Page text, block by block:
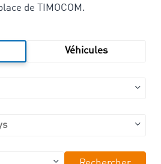
de TIMOCOM.
Véhicules